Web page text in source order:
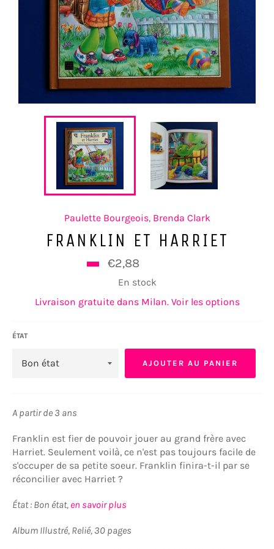
Paulette Bourgeois, Brenda Clark
FRANKLIN ET HARRIET
€2,88
En stock
Livraison gratuite dans Milan. Voir les options
ÉTAT
AJOUTER AU PANIER
A partir de 3 ans
Franklin est fier de pouvoir jouer au grand frère avec
Harriet. Seulement voilà, ce n'est pas toujours facile de
s'occuper de sa petite soeur. Franklin finira-t-il par se
réconcilier avec Harriet ?
État : Bon état, en savoir plus
Album Illustré, Relié, 30 pages